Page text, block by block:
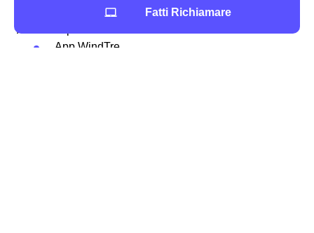
Altri modi per contattare WindTre sono:
App WindTre
Fatti Richiamare